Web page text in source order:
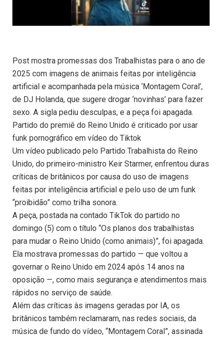
Post mostra promessas dos Trabalhistas para o ano de
2025 com imagens de animais feitas por inteligência
artificial e acompanhada pela música ‘Montagem Coral’,
de DJ Holanda, que sugere drogar ‘novinhas’ para fazer
sexo. A sigla pediu desculpas, e a peça foi apagada.
Partido do premiê do Reino Unido é criticado por usar
funk pornográfico em vídeo do Tiktok
Um vídeo publicado pelo Partido Trabalhista do Reino
Unido, do primeiro-ministro Keir Starmer, enfrentou duras
críticas de britânicos por causa do uso de imagens
feitas por inteligência artificial e pelo uso de um funk
“proibidão” como trilha sonora.
A peça, postada na contado TikTok do partido no
domingo (5) com o título “Os planos dos trabalhistas
para mudar o Reino Unido (como animais)”, foi apagada.
Ela mostrava promessas do partido — que voltou a
governar o Reino Unido em 2024 após 14 anos na
oposição —, como mais segurança e atendimentos mais
rápidos no serviço de saúde.
Além das críticas às imagens geradas por IA, os
britânicos também reclamaram, nas redes sociais, da
música de fundo do vídeo, “Montagem Coral”, assinada